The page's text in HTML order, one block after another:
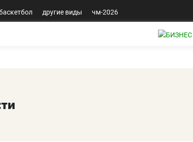
другие виды чм-2026